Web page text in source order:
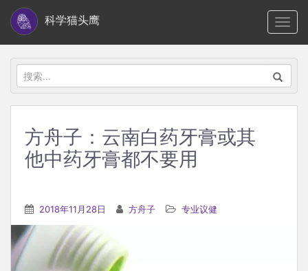
i
科学猫头鹰
搜
索：
方舟子：云南白药牙膏或其
他中药牙膏都不要用
2018年11月28日 方舟子 专业议健